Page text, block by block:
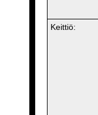
Keittiö: